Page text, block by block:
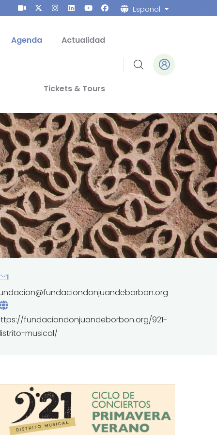
Español Lista
Agenda Actualidad
Tickets & Tours
fundaciondonjuandeborbon.org/921-
musical/